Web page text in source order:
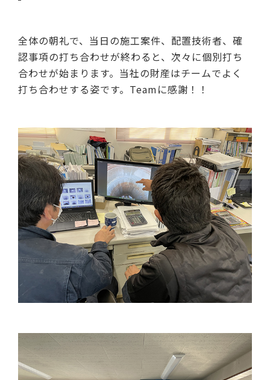
全体の朝礼で、当日の施工案件、配置技術者、確
認事項の打ち合わせが終わると、次々に個別打ち
合わせが始まります。当社の財産はチームでよく
打ち合わせする姿です。Teamに感謝！！